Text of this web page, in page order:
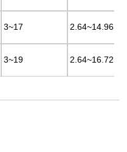
3~17 2.64~14.96
3~19 2.64~16.72
3~17 2.64~14.96
3~19 2.64~16.72